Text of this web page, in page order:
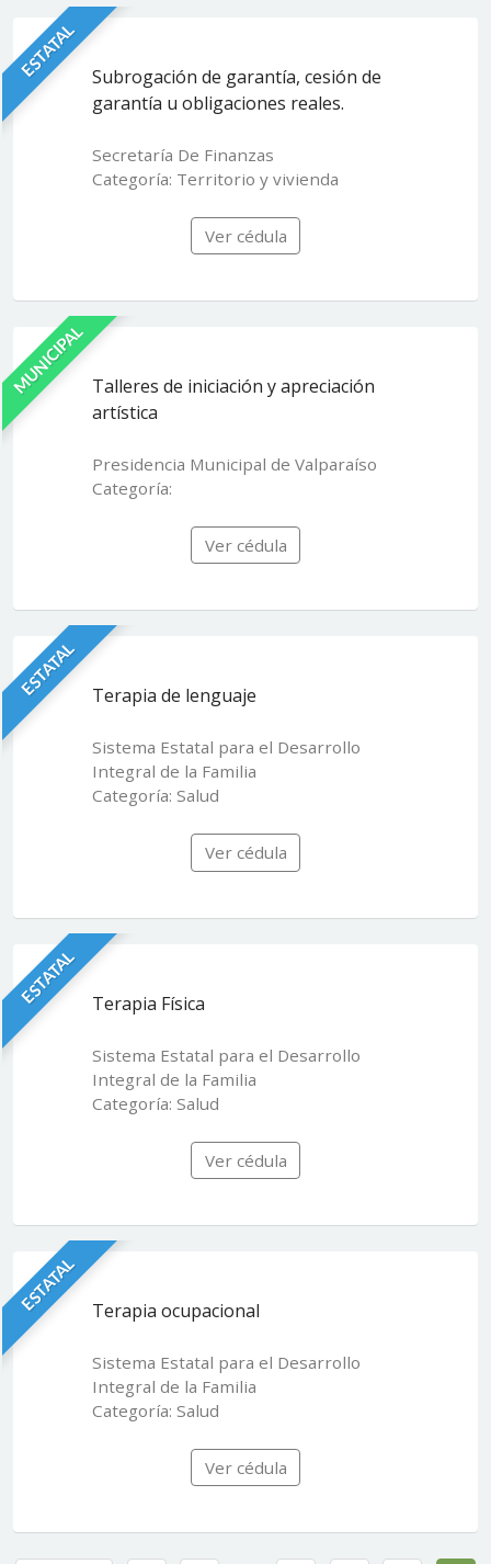
ESTATAL Subrogación de garantía, cesión de
garantía u obligaciones reales.
Secretaría De Finanzas
Categoría: Territorio y vivienda
Ver cédula
MUNICIPAL Talleres de iniciación y apreciación
artística
Presidencia Municipal de Valparaíso
Categoría:
Ver cédula
ESTATAL Terapia de lenguaje
Sistema Estatal para el Desarrollo
Integral de la Familia
Categoría: Salud
Ver cédula
ESTATAL Terapia Física
Sistema Estatal para el Desarrollo
Integral de la Familia
Categoría: Salud
Ver cédula
ESTATAL Terapia ocupacional
Sistema Estatal para el Desarrollo
Integral de la Familia
Categoría: Salud
Ver cédula